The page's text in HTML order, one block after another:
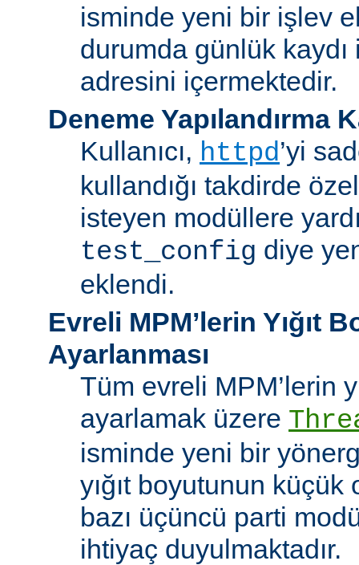
isminde yeni bir işlev
durumda günlük
adresini içermektedir.
Deneme Yapılandırma
Kullanıcı, httpd’yi
kullandığı takdirde
isteyen modüllere
test_config diye
eklendi.
Evreli MPM’lerin Yığıt
Ayarlanması
Tüm evreli MPM’lerin
ayarlamak üzere
isminde yeni bir
yığıt boyutunun
bazı üçüncü parti
ihtiyaç duyulmaktadır.